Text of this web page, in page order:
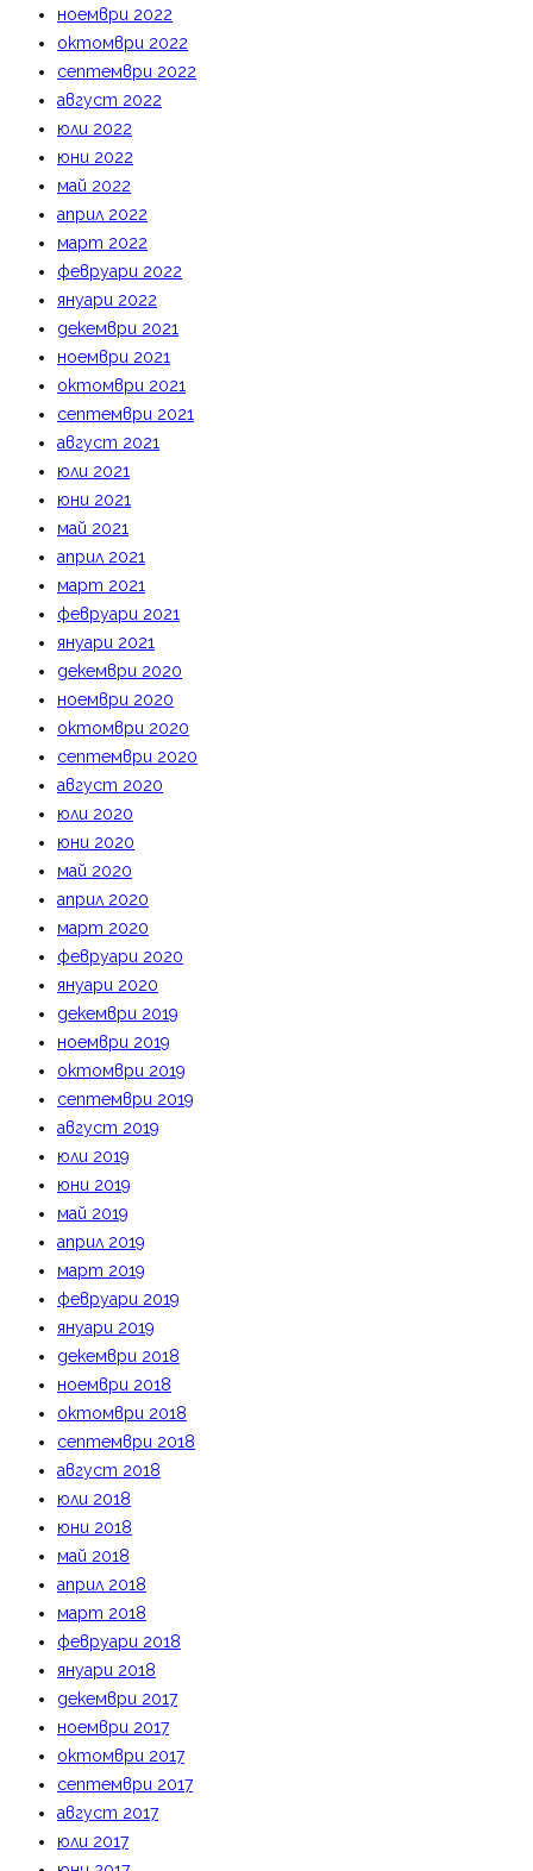
ноември 2022
октомври 2022
септември 2022
август 2022
юли 2022
юни 2022
май 2022
април 2022
март 2022
февруари 2022
януари 2022
декември 2021
ноември 2021
октомври 2021
септември 2021
август 2021
юли 2021
юни 2021
май 2021
април 2021
март 2021
февруари 2021
януари 2021
декември 2020
ноември 2020
октомври 2020
септември 2020
август 2020
юли 2020
юни 2020
май 2020
април 2020
март 2020
февруари 2020
януари 2020
декември 2019
ноември 2019
октомври 2019
септември 2019
август 2019
юли 2019
юни 2019
май 2019
април 2019
март 2019
февруари 2019
януари 2019
декември 2018
ноември 2018
октомври 2018
септември 2018
август 2018
юли 2018
юни 2018
май 2018
април 2018
март 2018
февруари 2018
януари 2018
декември 2017
ноември 2017
октомври 2017
септември 2017
август 2017
юли 2017